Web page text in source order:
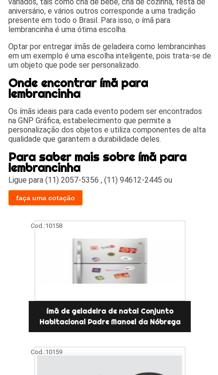
aniversário, e vários outros corresponde a uma tradição
presente em todo o Brasil. Para isso, o ímã para
lembrancinha é uma ótima escolha.
Optar por entregar ímãs de geladeira como lembrancinhas
em um exemplo é uma escolha inteligente, pois trata-se de
um objeto que pode ser personalizado.
Onde encontrar ímã para
lembrancinha
Os ímãs ideais para cada evento podem ser encontrados
na GNP Gráfica, estabelecimento que permite a
personalização dos objetos e utiliza componentes de alta
qualidade que garantem a durabilidade deles.
Para saber mais sobre ímã para
lembrancinha
Ligue para(11) 2057-5356 ,(11) 94612-2445 ou
faça uma cotação
Cod.:10158
ímã de geladeira de natal Conjunto
Habitacional Padre Manoel da Nóbrega
Cod.:10159